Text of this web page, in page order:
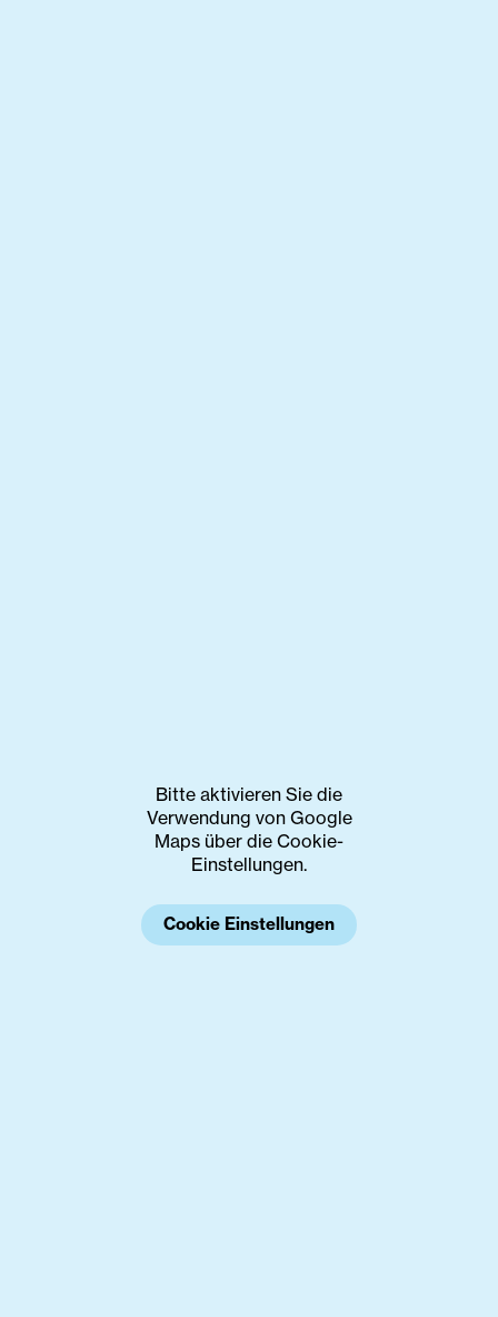
Bitte aktivieren Sie die
Verwendung von Google
Maps über die Cookie-
Einstellungen.
Cookie Einstellungen